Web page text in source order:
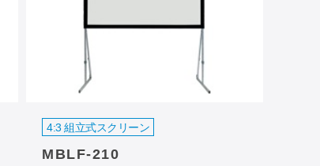
4:3 組立式スクリーン
MBLF-210